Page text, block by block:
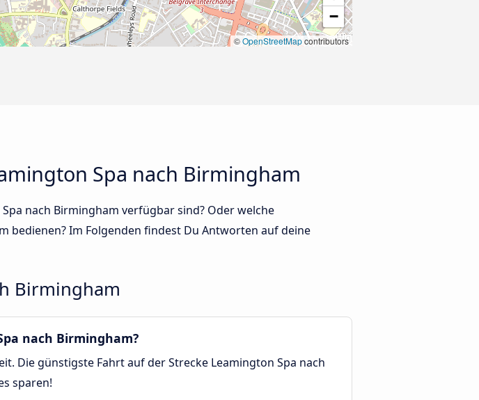
−
©OpenStreetMapcontributors
Spa nach Birmingham
nach Birmingham verfügbar sind? Oder welche
bedienen? Im Folgenden findest Du Antworten auf deine
Birmingham
nach Birmingham?
Die günstigste Fahrt auf der Strecke Leamington Spa nach
sparen!